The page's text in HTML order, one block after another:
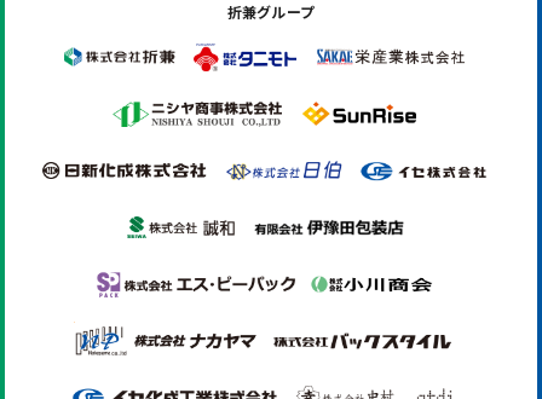
折兼グループ